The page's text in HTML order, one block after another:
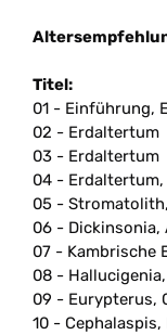
Titel:
01 - Einführung,
02 - Erdaltertum
03 - Erdaltertum
04 -
05 -
06 - Dickinsonia,
07 - Kambrische
08 -
09 - Eurypterus,
10 -